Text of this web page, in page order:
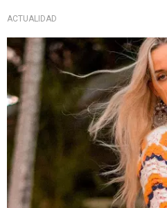
ACTUALIDAD